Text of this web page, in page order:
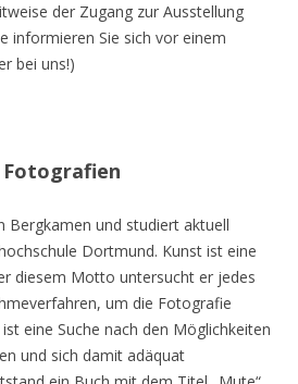
der Zugang zur Ausstellung
informieren Sie sich vor einem
bei uns!)
Fotografien
Bergkamen und studiert aktuell
Dortmund. Kunst ist eine
diesem Motto untersucht er jedes
um die Fotografie
eine Suche nach den Möglichkeiten
und sich damit adäquat